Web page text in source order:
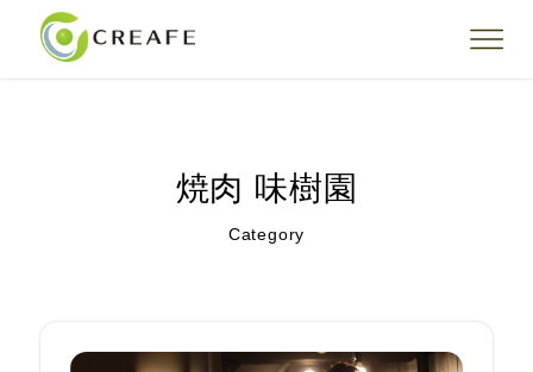
焼肉 味樹園
Category